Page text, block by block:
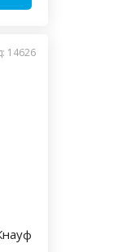
14626